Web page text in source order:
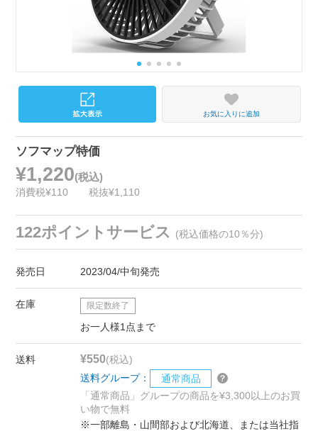
お気に入りに追加
ソフマップ特価
¥1,220(税込)
消費税¥110 税抜¥1,110
122ポイントサービス (税込価格の10％分)
発売日 2023/04/中旬発売
在庫 限定数終了
お一人様1点まで
送料 ¥550(税込)
送料グループ：
通常商品
「通常商品」グループの商品を¥3,300以上のお買
い物で無料
※一部離島・山間部および北海道、または当社指